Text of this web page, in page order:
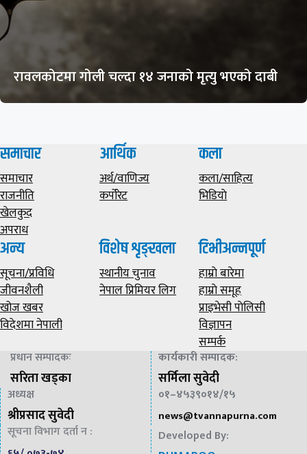
रावलकोटमा गोली चल्दा १४ जनाको मृत्यु भएको दाबी
समाचार
समाचार
राजनीति
खेलकुद
अपराध
आर्थिक
अर्थ/वाणिज्य
कर्पोरेट
कला
कला/साहित्य
भिडियाे
अन्य
सूचना/प्रविधि
जीवनशैली
खोज खबर
विदेशमा नेपाली
विशेष शृङ्खला
स्थानीय चुनाव
नेपाल प्रिमियर लिग
टिभीअन्नपूर्ण
हाम्राे बारेमा
हाम्राे समूह
प्राइभेसी पाेलिसी
विज्ञापन
सम्पर्क
प्रधान सम्पादकः
सरिता खड्का
कार्यकारी सम्पादक:
सर्मिला सुवेदी
अध्यक्ष
श्रीप्रसाद सुवेदी
०१–४५३९०१४/१५
news@tvannapurna.com
सूचना विभाग दर्ता न :
Developed By: